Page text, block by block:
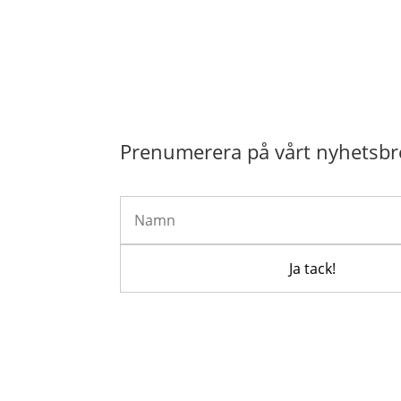
Prenumerera på vårt